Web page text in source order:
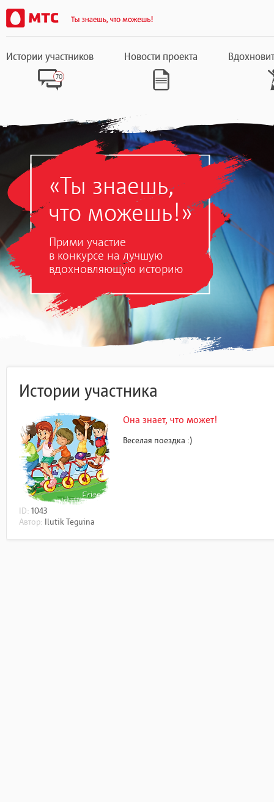
Истории участников
70
Новости проекта
«Ты знаешь,
что можешь!»
Прими участие
в конкурсе на лучшую
вдохновляющую историю
Истории участника
Она знает, что может!
Веселая поездка :)
ID: 1043
Автор: Ilutik Teguina